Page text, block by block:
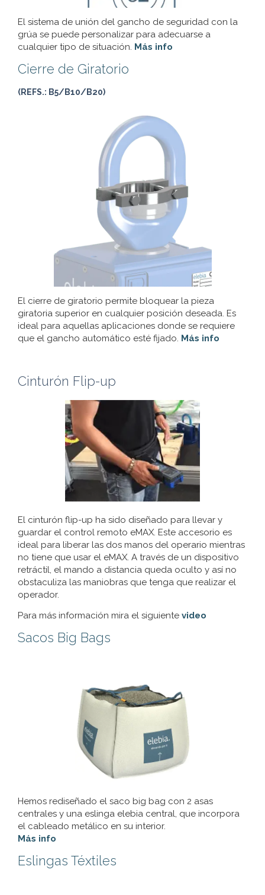
El sistema de unión del gancho de seguridad con la
grúa se puede personalizar para adecuarse a
cualquier tipo de situación. Más info
Cierre de Giratorio
(REFS.: B5/B10/B20)
El cierre de giratorio permite bloquear la pieza
giratoria superior en cualquier posición deseada. Es
ideal para aquellas aplicaciones donde se requiere
que el gancho automático esté fijado. Más info
Cinturón Flip-up
El cinturón flip-up ha sido diseñado para llevar y
guardar el control remoto eMAX. Este accesorio es
ideal para liberar las dos manos del operario mientras
no tiene que usar el eMAX. A través de un dispositivo
retráctil, el mando a distancia queda oculto y así no
obstaculiza las maniobras que tenga que realizar el
operador.
Para más información mira el siguiente video
Sacos Big Bags
Hemos rediseñado el saco big bag con 2 asas
centrales y una eslinga elebia central, que incorpora
el cableado metálico en su interior.
Más info
Eslingas Téxtiles